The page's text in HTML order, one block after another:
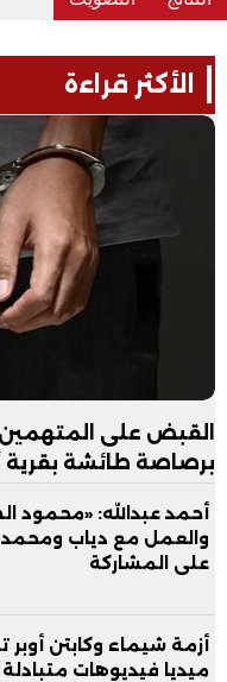
الأكثر قراءة
القبض على
برصاصة طائشة بقرية
أحمد عبدالله: «محمود
والعمل مع دياب
على المشاركة
أزمة شيماء وكابتن
ميديا فيديوهات